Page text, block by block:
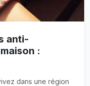
anti-
:
dans une région